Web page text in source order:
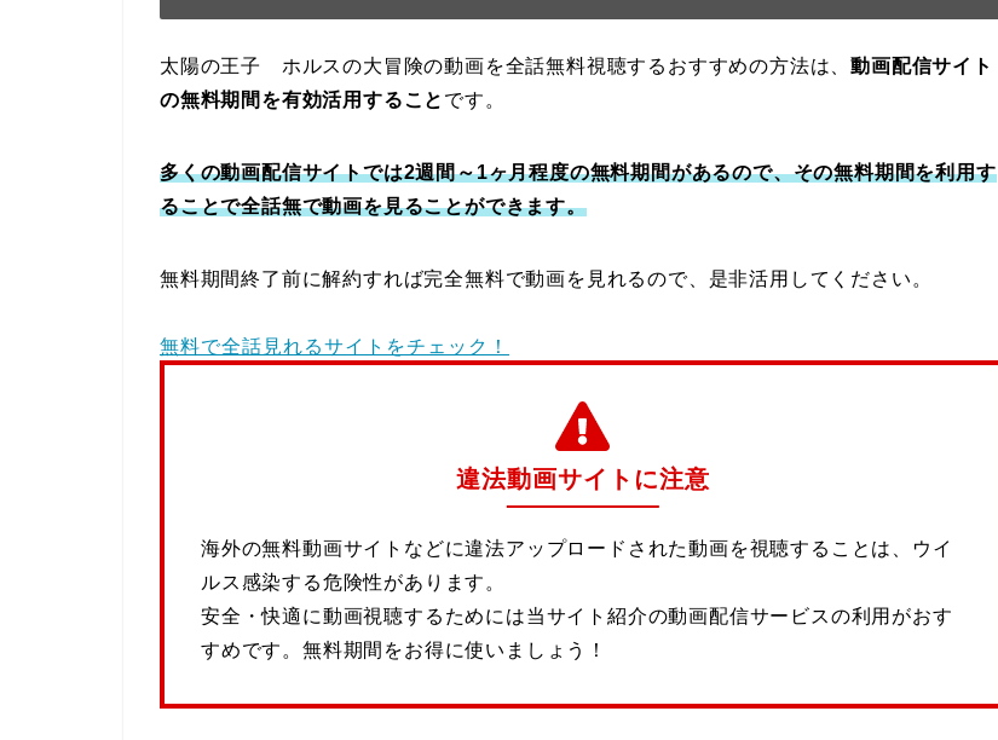
太陽の王子 ホルスの大冒険の動画を全話無料視聴するおすすめの方法は、動画配信サイト
の無料期間を有効活用すること です。
多くの動画配信サイトでは2週間～1ヶ月程度の無料期間があるので、その無料期間を利用す
ることで全話無で動画を見ることができます。
無料期間終了前に解約すれば完全無料で動画を見れるので、是非活用してください。
無料で全話見れるサイトをチェック！
違法動画サイトに注意
海外の無料動画サイトなどに違法アップロードされた動画を視聴することは、ウイ
ルス感染する危険性があります。
安全・快適に動画視聴するためには当サイト紹介の動画配信サービスの利用がおす
すめです。無料期間をお得に使いましょう！